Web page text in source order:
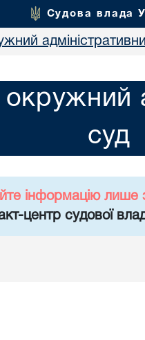
Судова влада
окружний
суд
інформацію лише
центр судової